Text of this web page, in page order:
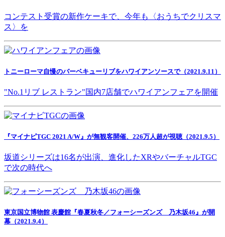
コンテスト受賞の新作ケーキで、今年も〈おうちでクリスマ
ス〉を
トニーローマ自慢のバーベキューリブをハワイアンソースで（2021.9.11）
"No.1リブ レストラン"国内7店舗でハワイアンフェアを開催
『マイナビTGC 2021 A/W』が無観客開催、226万人超が視聴（2021.9.5）
坂道シリーズは16名が出演、進化したXRやバーチャルTGC
で次の時代へ
東京国立博物館 表慶館『春夏秋冬／フォーシーズンズ 乃木坂46』が開
幕（2021.9.4）